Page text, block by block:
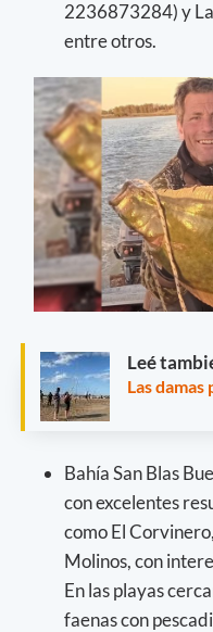
2236873284) y
entre otros.
Leé
Las
Bahía San Blas
con excelentes
como El
Molinos, con
En las playas
faenas con